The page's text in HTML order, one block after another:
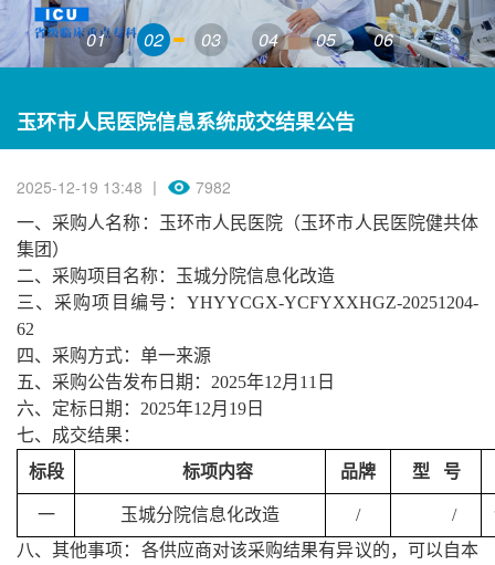
01 02 03 04 05 06
玉环市人民医院信息系统成交结果公告
2025-12-19 13:48 丨 7982
一、采购人名称：玉环市人民医院（玉环市人民医院健共体
集团）
二、采购项目名称：
玉城分院信息化改造
三、采购项目编号： YHYYCGX-YCFYXXHGZ-20251204-
62
四、采购方式：单一来源
五、采购公告发布日期： 2025年12月11日
六、定标日期： 2025年12月19日
七、成交结果：
标段
标项内容 品牌 型 号
一 玉城分院信息化改造 / /
八、其他事项：各供应商对该采购结果有异议的，可以自本